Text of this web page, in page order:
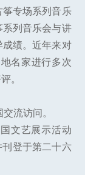
专场系列音乐
列音乐会与讲
绩。近年来对
名家进行多次
。
流访问。
文艺展示活动
登于第二十六